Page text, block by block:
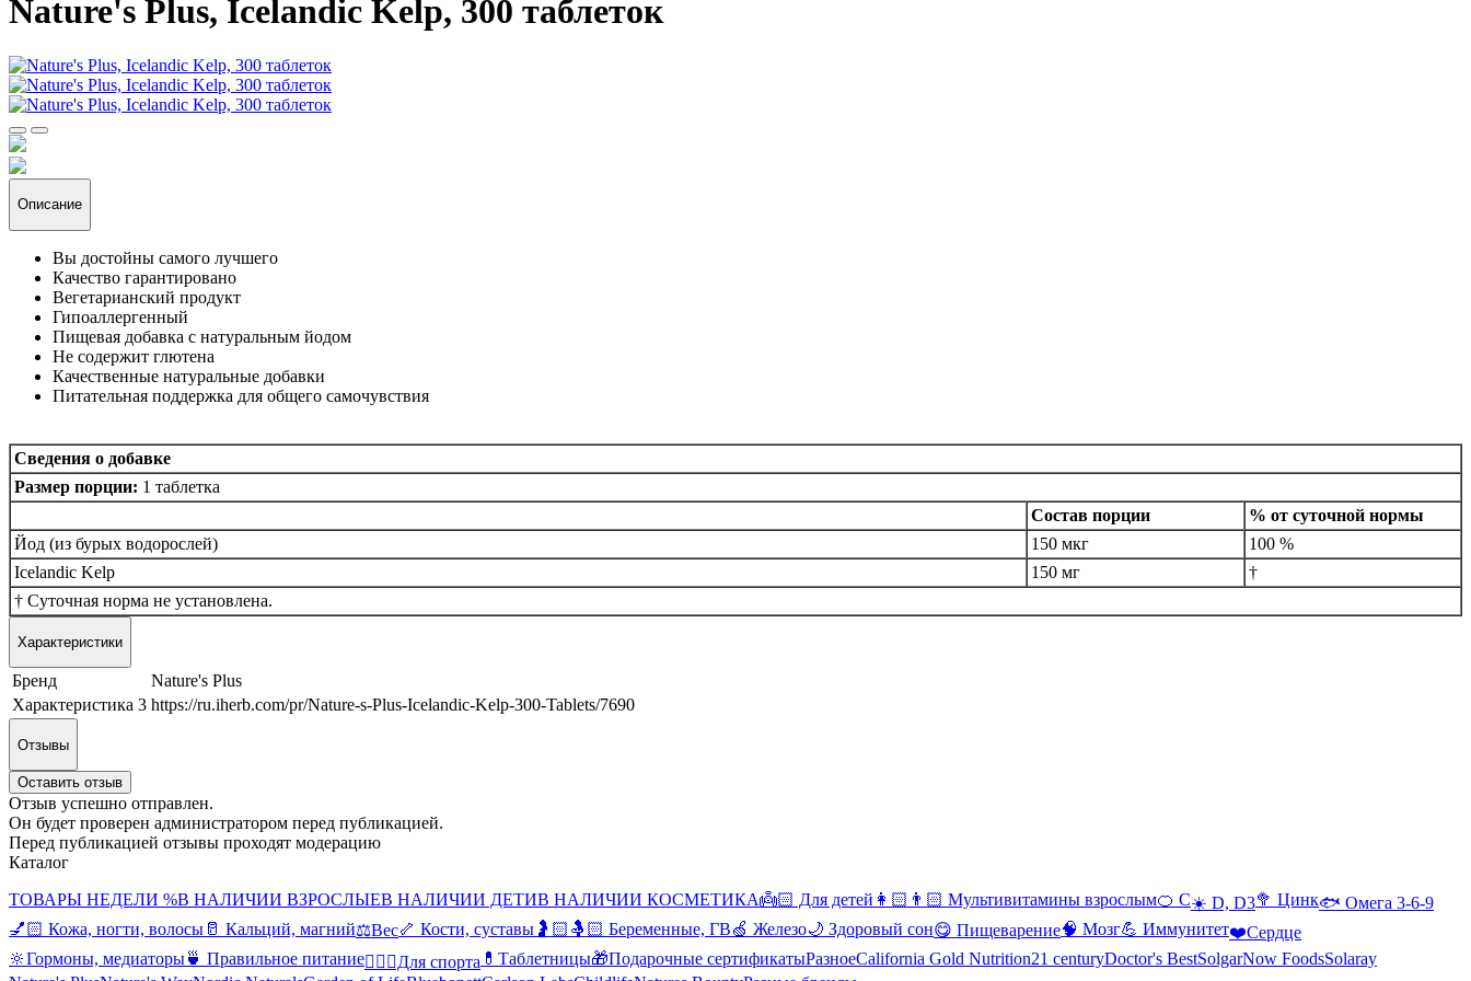
Nature's Plus, Icelandic Kelp, 300 таблеток
Описание
Вы достойны самого лучшего
Качество гарантировано
Вегетарианский продукт
Гипоаллергенный
Пищевая добавка с натуральным йодом
Не содержит глютена
Качественные натуральные добавки
Питательная поддержка для общего самочувствия
Сведения о добавке
Размер порции: 1 таблетка
Состав порции
% от суточной нормы
Йод (из бурых водорослей)
150 мкг
100 %
Icelandic Kelp
150 мг
†
† Суточная норма не установлена.
Характеристики
Бренд
Nature's Plus
Характеристика 3 https://ru.iherb.com/pr/Nature-s-Plus-Icelandic-Kelp-300-Tablets/7690
Отзывы
Оставить отзыв
Отзыв успешно отправлен.
Он будет проверен администратором перед публикацией.
Перед публикацией отзывы проходят модерацию
Каталог
ТОВАРЫ НЕДЕЛИ %В НАЛИЧИИ ВЗРОСЛЫЕВ НАЛИЧИИ ДЕТИВ НАЛИЧИИ КОСМЕТИКА👼🏻 Для детей 👩🏻👨🏻 Мультивитамины взрослым🍊 С☀️ D, D3🥦 Цинк🐟 Омега 3-6-9
💅🏻 Кожа, ногти, волосы 🥛 Кальций, магний⚖️Вес🦴 Кости, суставы 🤰🏻🤱🏻 Беременные, ГВ🍏 Железо🌙 Здоровый сон😋 Пищеварение🧠 Мозг💪 Иммунитет❤️Сердце
🔆Гормоны, медиаторы🍵 Правильное питание🤸🏻‍♀️Для спорта 💊Таблетницы🎁Подарочные сертификатыРазноеCalifornia Gold Nutrition21 centuryDoctor's BestSolgarNow FoodsSolaray